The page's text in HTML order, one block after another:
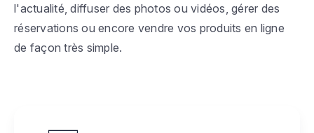
l'actualité, diffuser des photos ou vidéos, gérer des
réservations ou encore vendre vos produits en ligne
de façon très simple.